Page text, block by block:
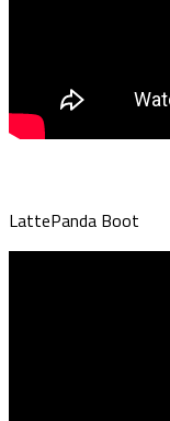
LattePanda Boot